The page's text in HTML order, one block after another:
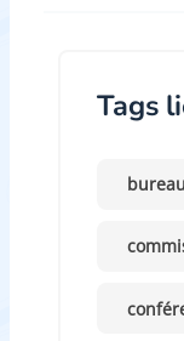
Tags